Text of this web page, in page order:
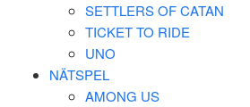
SETTLERS OF CATAN
TICKET TO RIDE
UNO
NÄTSPEL
AMONG US